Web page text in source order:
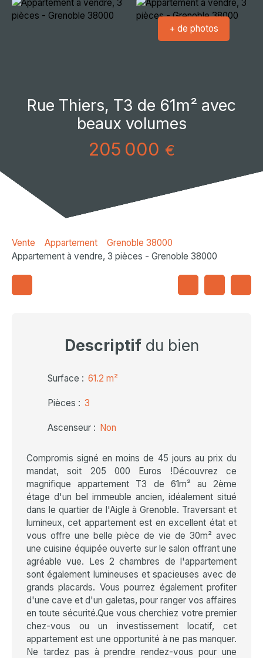
+ de photos
Rue Thiers, T3 de 61m² avec
beaux volumes
205 000 €
Vente Appartement
Grenoble 38000
Appartement à vendre, 3 pièces - Grenoble 38000
Descriptifdu bien
Surface : 61.2 m²
Pièces : 3
Ascenseur : Non
Compromis signé en moins de 45 jours au prix du
mandat, soit 205 000 Euros !Découvrez ce
magnifique appartement T3 de 61m² au 2ème
étage d'un bel immeuble ancien, idéalement situé
dans le quartier de l'Aigle à Grenoble. Traversant et
lumineux, cet appartement est en excellent état et
vous offre une belle pièce de vie de 30m² avec
une cuisine équipée ouverte sur le salon offrant une
agréable vue. Les 2 chambres de l'appartement
sont également lumineuses et spacieuses avec de
grands placards. Vous pourrez également profiter
d'une cave et d'un galetas, pour ranger vos affaires
en toute sécurité.Que vous cherchiez votre premier
chez-vous ou un investissement locatif, cet
appartement est une opportunité à ne pas manquer.
Ne tardez pas à prendre rendez-vous pour une